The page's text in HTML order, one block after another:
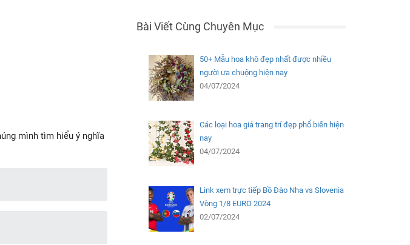
mình tìm hiểu ý nghĩa
Bài Viết Cùng Chuyên Mục
50+ Mẫu hoa khô đẹp nhất được nhiều
người ưa chuộng hiện nay
04/07/2024
Các loại hoa giả trang trí đẹp phổ biến hiện
nay
04/07/2024
Link xem trực tiếp Bồ Đào Nha vs Slovenia
Vòng 1/8 EURO 2024
02/07/2024